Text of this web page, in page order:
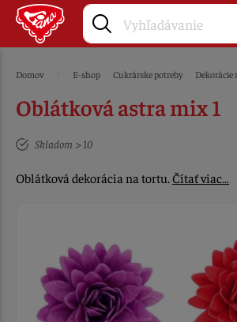
Domov E-shop Cukrárske potreby Dekorácie
Oblátková astra mix 1
Skladom > 10
Oblátková dekorácia na tortu.Čítať viac…